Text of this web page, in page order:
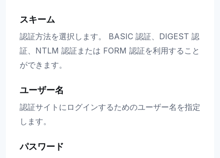
スキーム
認証方法を選択します。 BASIC 認証、DIGEST 認
証、NTLM 認証または FORM 認証を利用すること
ができます。
ユーザー名
認証サイトにログインするためのユーザー名を指定
します。
パスワード